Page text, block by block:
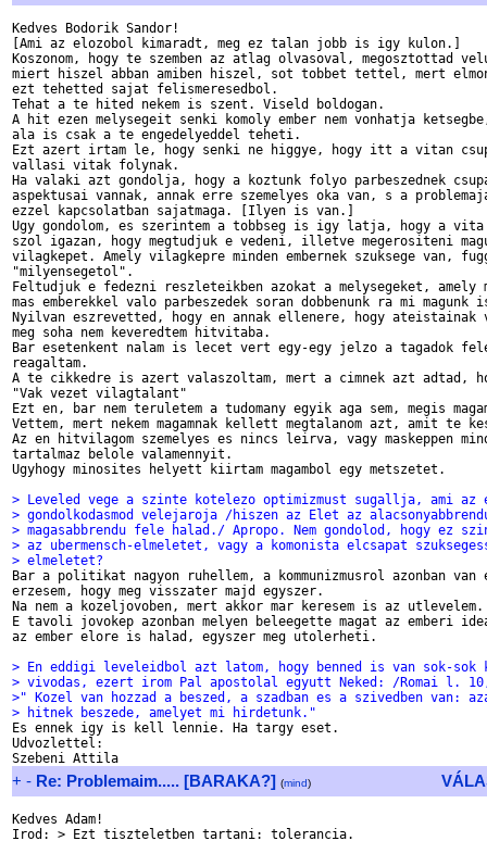
Kedves Bodorik Sandor!
[Ami az elozobol kimaradt, meg ez talan jobb is igy kulon.]
Koszonom, hogy te szemben az atlag olvasoval, megosztottad
miert hiszel abban amiben hiszel, sot tobbet tettel, mert
ezt tehetted sajat felismeresedbol.
Tehat a te hited nekem is szent. Viseld boldogan.
A hit ezen melysegeit senki komoly ember nem vonhatja
ala is csak a te engedelyeddel teheti.
Ezt azert irtam le, hogy senki ne higgye, hogy itt a vitan
vallasi vitak folynak.
Ha valaki azt gondolja, hogy a koztunk folyo parbeszednek
aspektusai vannak, annak erre szemelyes oka van, s a
ezzel kapcsolatban sajatmaga. [Ilyen is van.]
Ugy gondolom, es szerintem a tobbseg is igy latja, hogy a
szol igazan, hogy megtudjuk e vedeni, illetve megerositeni
vilagkepet. Amely vilagkepre minden embernek szuksege van,
"milyensegetol".
Feltudjuk e fedezni reszleteikben azokat a melysegeket, amely
mas emberekkel valo parbeszedek soran dobbenunk ra mi magunk
Nyilvan eszrevetted, hogy en annak ellenere, hogy ateistainak
meg soha nem keveredtem hitvitaba.
Bar esetenkent nalam is lecet vert egy-egy jelzo a tagadok
reagaltam.
A te cikkedre is azert valaszoltam, mert a cimnek azt adtad,
"Vak vezet vilagtalant"
Ezt en, bar nem teruletem a tudomany egyik aga sem, megis
Vettem, mert nekem magamnak kellett megtalanom azt, amit te
Az en hitvilagom szemelyes es nincs leirva, vagy maskeppen
tartalmaz belole valamennyit.
Ugyhogy minosites helyett kiirtam magambol egy metszetet.
> Leveled vege a szinte kotelezo optimizmust sugallja, ami az
> gondolkodasmod velejaroja /hiszen az Elet az
> magasabbrendu fele halad./ Apropo. Nem gondolod, hogy ez
> az ubermensch-elmeletet, vagy a komonista elcsapat
> elmeletet?
Bar a politikat nagyon ruhellem, a kommunizmusrol azonban van
erzesem, hogy meg visszater majd egyszer.
Na nem a kozeljovoben, mert akkor mar keresem is az utlevelem.
E tavoli jovokep azonban melyen beleegette magat az emberi
az ember elore is halad, egyszer meg utolerheti.
> En eddigi leveleidbol azt latom, hogy benned is van sok-sok
> vivodas, ezert irom Pal apostolal egyutt Neked: /Romai l.
>" Kozel van hozzad a beszed, a szadban es a szivedben van:
> hitnek beszede, amelyet mi hirdetunk."
Es ennek igy is kell lennie. Ha targy eset.
Udvozlettel:
+ - Re: Problemaim..... [BARAKA?] (mind)
Kedves Adam!